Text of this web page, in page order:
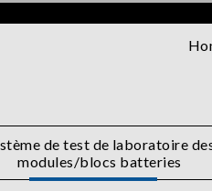
de test de laboratoire
modules/blocs batteries